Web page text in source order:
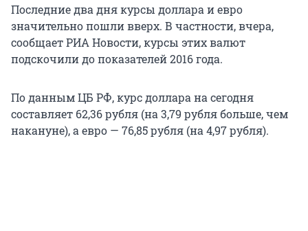
Последние два дня курсы доллара и евро
значительно пошли вверх. В частности, вчера,
сообщает РИА Новости, курсы этих валют
подскочили до показателей 2016 года.
По данным ЦБ РФ, курс доллара на сегодня
составляет 62,36 рубля (на 3,79 рубля больше, чем
накануне), а евро — 76,85 рубля (на 4,97 рубля).